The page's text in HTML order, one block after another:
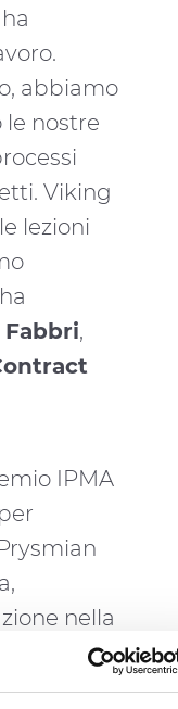
abbiamo
nostre
Viking
lezioni
Fabbri,
IPMA
nella
la
Global